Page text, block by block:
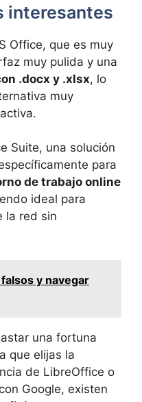
interesantes
Office, que es muy
muy pulida y una
.docx y .xlsx, lo
muy
Suite, una solución
para
de trabajo online
ideal para
la red sin
y navegar
una fortuna
que elijas la
de LibreOffice o
Google, existen